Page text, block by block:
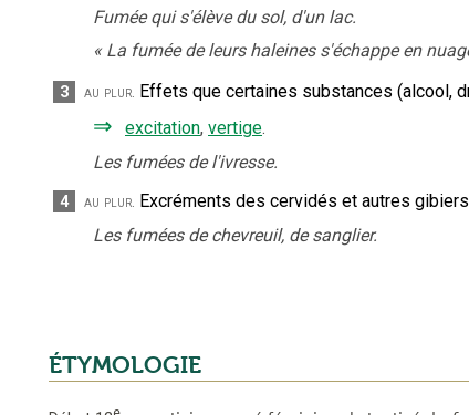
Fumée qui s'élève du sol, d'un lac.
« La fumée de leurs haleines s'échappe en
3 au plur. Effets que certaines substances (alcool,
⇒ excitation, vertige.
Les fumées de l'ivresse.
4 au plur. Excréments des cervidés et autres
Les fumées de chevreuil, de sanglier.
ÉTYMOLOGIE